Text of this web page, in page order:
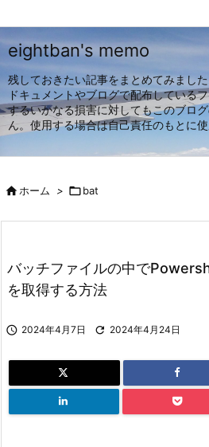
eightban's memo
残しておきたい記事をまとめてみまし
ドキュメントやブログで配布している
するいかなる損害に対してもこのブロ
ん。使用する場合は自己責任のもとに使
ホーム > bat
バッチファイルの中で
を取得する方法
 2024年4月7日  2024年4月24日